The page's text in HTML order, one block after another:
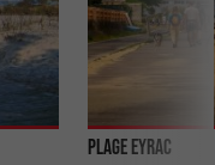
Plage Eyrac